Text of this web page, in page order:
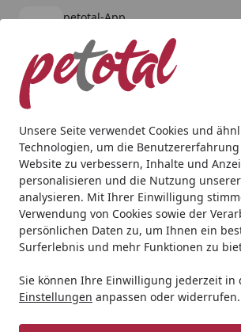
Unsere Seite verwendet Cookies und
Technologien, um die
Website zu verbessern, Inhalte und
personalisieren und die Nutzung
analysieren. Mit Ihrer Einwilligung
Verwendung von Cookies sowie der
persönlichen Daten zu, um Ihnen ein
Surferlebnis und mehr Funktionen zu
Sie können Ihre Einwilligung jederzeit in
Einstellungen anpassen oder widerrufen.
petotal-App
kostenlos - Im App Store
Alle Produkte
Mein Konto
Suchen
Startseite
Aquaristik Aquarienpflege
Easy-Life Filter Medium
4.9